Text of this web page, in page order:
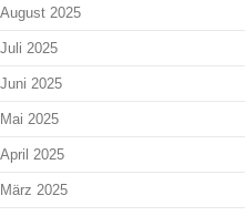
August 2025
Juli 2025
Juni 2025
Mai 2025
April 2025
März 2025